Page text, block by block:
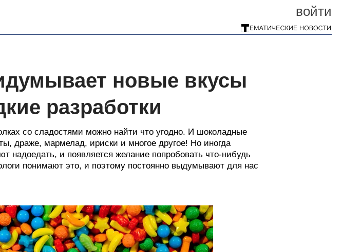
войти
новые вкусы
разработки
со сладостями можно найти что угодно. И шоколадные
драже, мармелад, ириски и многое другое! Но иногда
надоедать, и появляется желание попробовать что-нибудь
понимают это, и поэтому постоянно выдумывают для нас